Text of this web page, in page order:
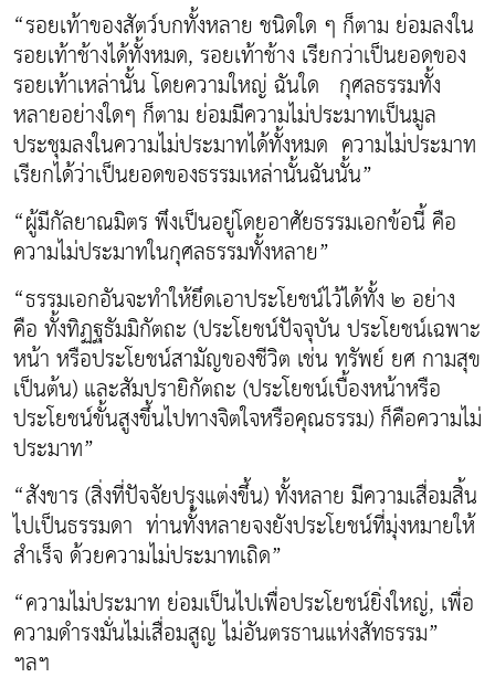
“รอยเท้าของสัตว์บกทั้งหลาย ชนิดใด ๆ ก็ตาม ย่อมลงใน
รอยเท้าช้างได้ทั้งหมด, รอยเท้าช้าง เรียกว่าเป็นยอดของ
รอยเท้าเหล่านั้น โดยความใหญ่ ฉันใด กุศลธรรมทั้ง
หลายอย่างใดๆ ก็ตาม ย่อมมีความไม่ประมาทเป็นมูล
ประชุมลงในความไม่ประมาทได้ทั้งหมด ความไม่ประมาท
เรียกได้ว่าเป็นยอดของธรรมเหล่านั้นฉันนั้น”
“ผู้มีกัลยาณมิตร พึงเป็นอยู่โดยอาศัยธรรมเอกข้อนี้ คือ
ความไม่ประมาทในกุศลธรรมทั้งหลาย”
“ธรรมเอกอันจะทำให้ยึดเอาประโยชน์ไว้ได้ทั้ง ๒ อย่าง
คือ ทั้งทิฏฐธัมมิกัตถะ (ประโยชน์ปัจจุบัน ประโยชน์เฉพาะ
หน้า หรือประโยชน์สามัญของชีวิต เช่น ทรัพย์ ยศ กามสุข
เป็นต้น) และสัมปรายิกัตถะ (ประโยชน์เบื้องหน้าหรือ
ประโยชน์ขั้นสูงขึ้นไปทางจิตใจหรือคุณธรรม) ก็คือความไม่
ประมาท”
“สังขาร (สิ่งที่ปัจจัยปรุงแต่งขึ้น) ทั้งหลาย มีความเสื่อมสิ้น
ไปเป็นธรรมดา ท่านทั้งหลายจงยังประโยชน์ที่มุ่งหมายให้
สำเร็จ ด้วยความไม่ประมาทเถิด”
“ความไม่ประมาท ย่อมเป็นไปเพื่อประโยชน์ยิ่งใหญ่, เพื่อ
ความดำรงมั่นไม่เสื่อมสูญ ไม่อันตรธานแห่งสัทธรรม”
ฯลฯ